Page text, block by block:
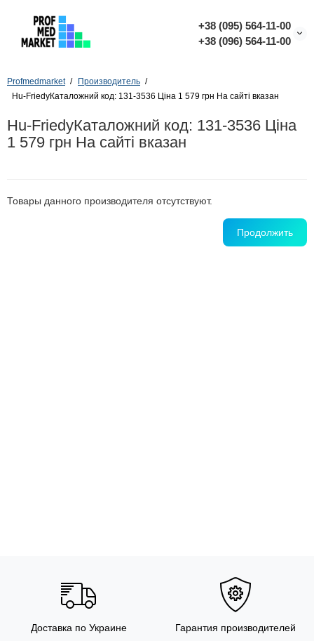
+38 (095) 564-11-00
+38 (096) 564-11-00
Profmedmarket
Производитель
Hu-FriedyКаталожний код: 131-3536 Ціна 1 579 грн На сайті вказан
Hu-FriedyКаталожний код: 131-3536 Ціна
1 579 грн На сайті вказан
Товары данного производителя отсутствуют.
Продолжить
Доставка по Украине Гарантия производителей